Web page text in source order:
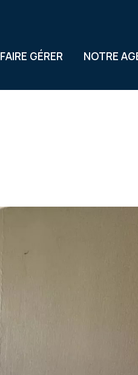
FAIRE GÉRER NOTRE
Notre